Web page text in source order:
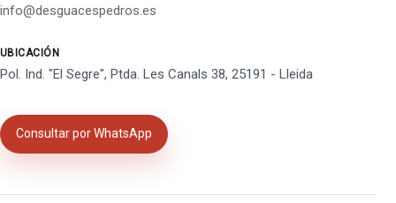
info@desguacespedros.es
UBICACIÓN
Pol. Ind. "El Segre", Ptda. Les Canals 38, 25191 - Lleida
Consultar por WhatsApp